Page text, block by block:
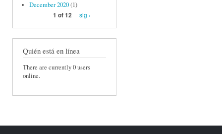
December 2020(1)
1 of 12
sig ›
Quién está en línea
There are currently 0 users
online.